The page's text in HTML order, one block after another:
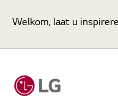
Welkom, laat u